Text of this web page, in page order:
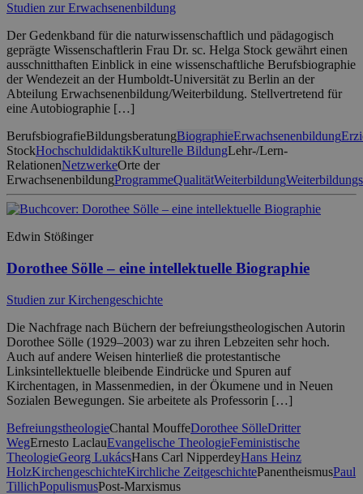
Studien zur Erwachsenenbildung
Der Gedenkband für die naturwissenschaftlich und pädagogisch
geprägte Wissenschaftlerin Frau Dr. sc. Helga Stock gewährt einen
ausschnitthaften Einblick in eine wissenschaftliche Berufsbiographie
der Wendezeit an der Humboldt-Universität zu Berlin an der
Abteilung Erwachsenenbildung/Weiterbildung. Stellvertretend für
eine Autobiographie […]
BerufsbiografieBildungsberatungBiographieErwachsenenbildung
StockHochschuldidaktikKulturelle BildungLehr-/Lern-
RelationenNetzwerkeOrte der
ErwachsenenbildungProgrammeQualitätWeiterbildung
Edwin Stößinger
Dorothee Sölle – eine intellektuelle Biographie
Studien zur Kirchengeschichte
Die Nachfrage nach Büchern der befreiungstheologischen Autorin
Dorothee Sölle (1929–2003) war zu ihren Lebzeiten sehr hoch.
Auch auf andere Weisen hinterließ die protestantische
Linksintellektuelle bleibende Eindrücke und Spuren auf
Kirchentagen, in Massenmedien, in der Ökumene und in Neuen
Sozialen Bewegungen. Sie arbeitete als Professorin […]
BefreiungstheologieChantal MouffeDorothee SölleDritter
WegErnesto LaclauEvangelische TheologieFeministische
TheologieGeorg LukácsHans Carl NipperdeyHans Heinz
HolzKirchengeschichteKirchliche ZeitgeschichtePanentheismusPaul
TillichPopulismusPost-Marxismus